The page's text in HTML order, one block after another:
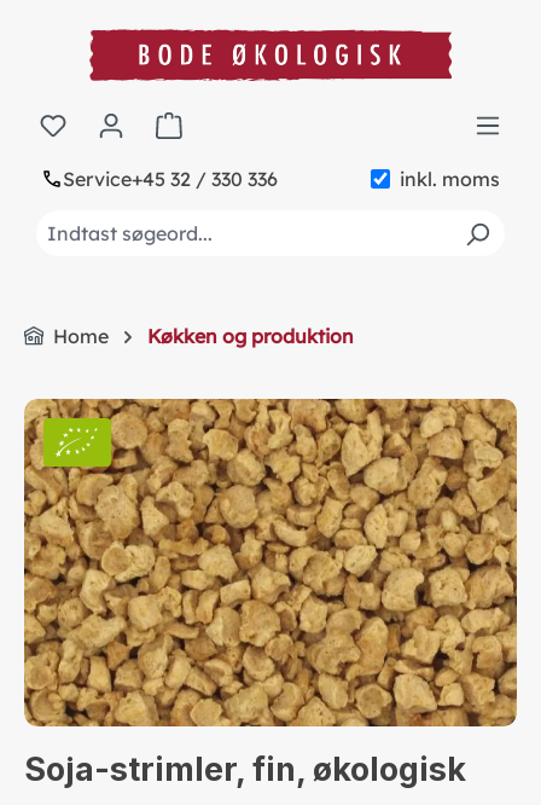
content
Service+45 32 / 330 336 inkl. moms
Shopping cart contains 0 items. The cart
Home Køkken og produktion
Skip image gallery
Soja-strimler, fin, økologisk